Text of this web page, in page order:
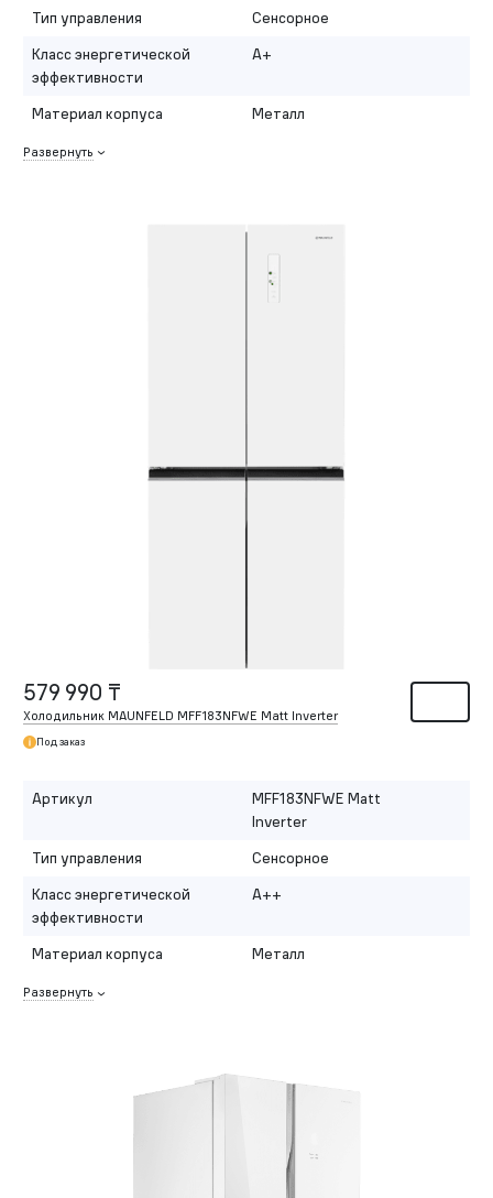
Тип управления
Сенсорное
Класс энергетической
эффективности
A+
Материал корпуса Металл
Развернуть
579 990 ₸
Холодильник MAUNFELD MFF183NFWE Matt Inverter
Под заказ
Артикул
MFF183NFWE Matt
Inverter
Тип управления
Сенсорное
Класс энергетической
эффективности
A++
Материал корпуса Металл
Развернуть